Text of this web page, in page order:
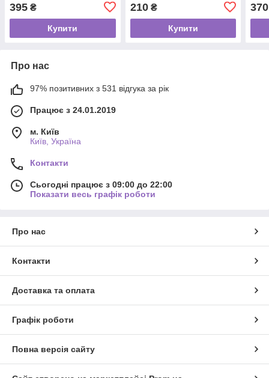
395 ₴
Купити
210₴
Купити
370
Про нас
97% позитивних з 531 відгука за рік
Працює з 24.01.2019
м. Київ
Київ, Україна
Контакти
Сьогодні працює з 09:00 до 22:00
Показати весь графік роботи
Про нас
Контакти
Доставка та оплата
Графік роботи
Повна версія сайту